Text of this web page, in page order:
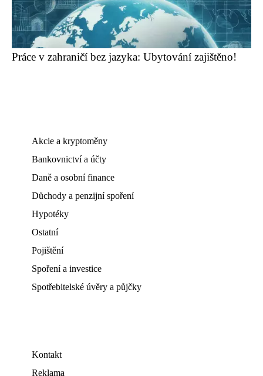
Práce v zahraničí bez jazyka: Ubytování zajištěno!
Akcie a kryptoměny
Bankovnictví a účty
Daně a osobní finance
Důchody a penzijní spoření
Hypotéky
Ostatní
Pojištění
Spoření a investice
Spotřebitelské úvěry a půjčky
Kontakt
Reklama